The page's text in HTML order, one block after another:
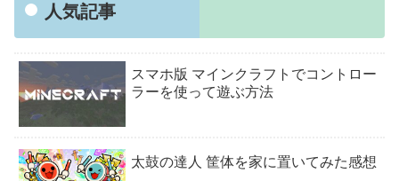
人気記事
スマホ版 マインクラフトでコントロー
ラーを使って遊ぶ方法
太鼓の達人 筐体を家に置いてみた感想